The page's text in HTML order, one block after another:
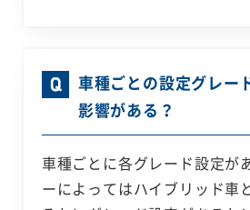
車種ごとの設定グレー
影響がある？
車種ごとに各グレード設定が
ーによってはハイブリッド車